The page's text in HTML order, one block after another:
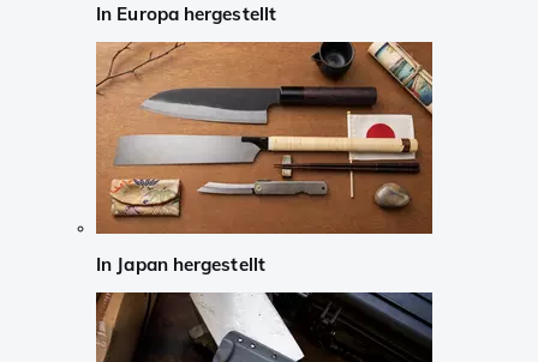
In Europa hergestellt
In Japan hergestellt